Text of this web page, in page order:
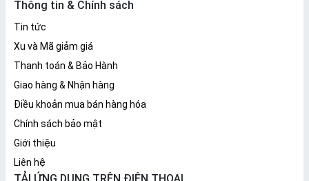
Thông tin & Chính sách
Tin tức
Xu và Mã giảm giá
Thanh toán & Bảo Hành
Giao hàng & Nhận hàng
Điều khoản mua bán hàng hóa
Chính sách bảo mật
Giới thiệu
Liên hệ